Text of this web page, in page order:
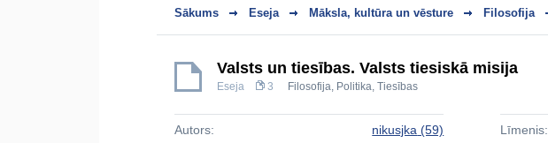
Sākums Eseja Māksla, kultūra un vēsture Filosofija
Valsts un tiesības. Valsts tiesiskā misija
Eseja 3 Filosofija, Politika, Tiesības
Autors: nikusjka (59) Līmenis: